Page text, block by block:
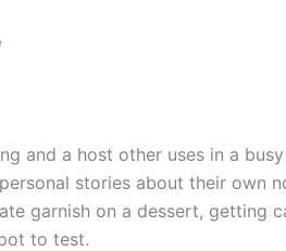
and a host other uses in a
stories about their own
garnish on a dessert, getting
to test.